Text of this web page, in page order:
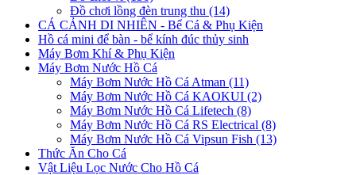
Đồ chơi lồng đèn trung thu (14)
CÁ CẢNH DI NHIÊN - Bể Cá & Phụ Kiện
Hồ cá mini để bàn - bể kính đúc thủy sinh
Máy Bơm Khí & Phụ Kiện
Máy Bơm Nước Hồ Cá
Máy Bơm Nước Hồ Cá Atman (11)
Máy Bơm Nước Hồ Cá KAOKUI (2)
Máy Bơm Nước Hồ Cá Lifetech (8)
Máy Bơm Nước Hồ Cá RS Electrical (8)
Máy Bơm Nước Hồ Cá Vipsun Fish (13)
Thức Ăn Cho Cá
Vật Liệu Lọc Nước Cho Hồ Cá